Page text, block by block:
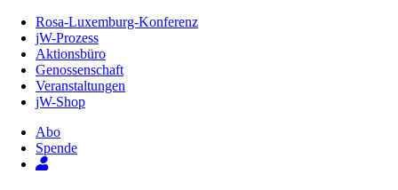
Inhalt
Seite
Rosa-Luxemburg-Konferenz
jW-Prozess
Aktionsbüro
Genossenschaft
Veranstaltungen
jW-Shop
Abo
Spende